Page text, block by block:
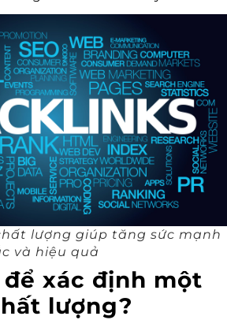
lượng giúp tăng sức mạnh
và hiệu quả
để xác định một
lượng?